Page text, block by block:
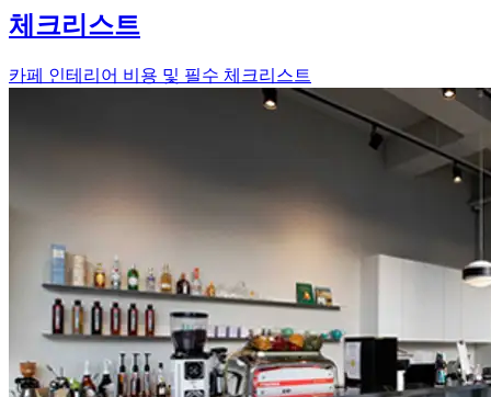
체크리스트
카페 인테리어 비용 및 필수 체크리스트